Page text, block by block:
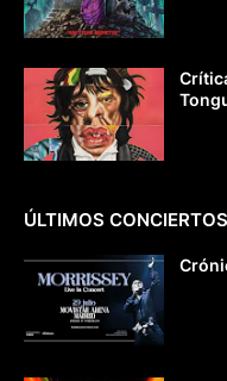
ÚLTIMOS CONCIERTOS